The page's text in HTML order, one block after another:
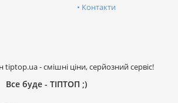
Контакти
tiptop.ua - смішні ціни, серйозний сервіс!
Все буде - ТІПТОП ;)